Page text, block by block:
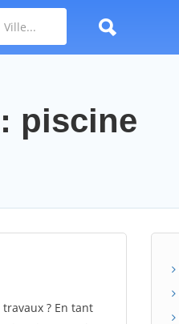
piscine
? En tant